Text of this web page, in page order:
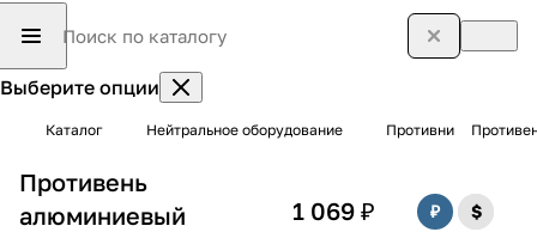
Выберите опции
Каталог Нейтральное оборудование Противни
Противень
алюминиевый
1 069 ₽